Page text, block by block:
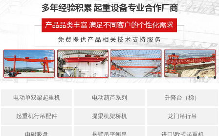
电动单双梁起重机 电动葫芦系列 升降台（梯）
起重机行吊配件 提梁机架桥机 龙门吊行吊
电磁吸盘 悬臂吊平衡吊 进口\欧式起重机